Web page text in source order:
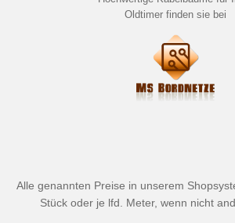
Oldtimer finden sie bei
Alle genannten Preise in unserem
Stück oder je lfd. Meter, wenn nicht